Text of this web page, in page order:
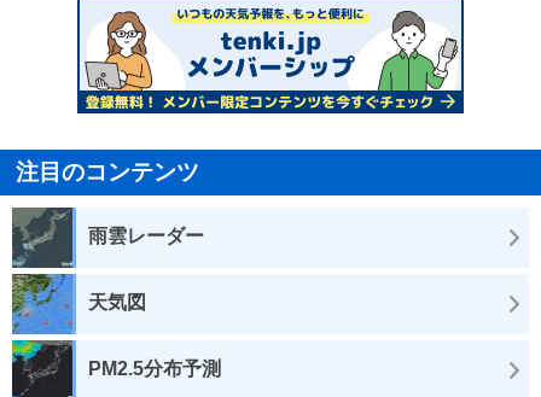
注目のコンテンツ
雨雲レーダー
天気図
PM2.5分布予測